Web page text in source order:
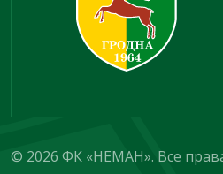
© 2026 ФК «НЕМАН». Все